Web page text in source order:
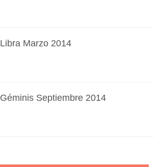
Libra Marzo 2014
Géminis Septiembre 2014